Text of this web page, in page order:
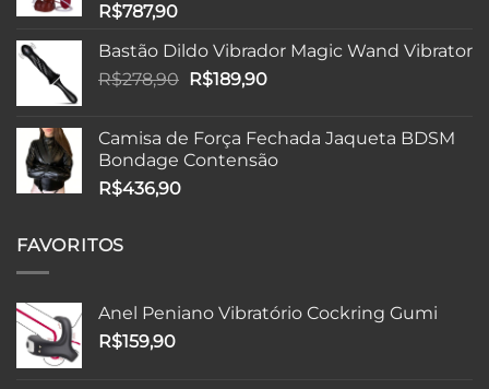
R$787,90
Bastão Dildo Vibrador Magic Wand Vibrator
R$278,90 O
era:
R$278,90.
R$189,90O
é:
R$189,90.
Camisa de Força Fechada Jaqueta BDSM
Bondage Contensão
R$436,90
FAVORITOS
Anel Peniano Vibratório Cockring Gumi
R$159,90